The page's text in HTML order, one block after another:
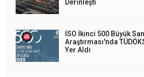
Derinleşti
İSO İkinci 500 Büyük
Araştırması'nda
Yer Aldı